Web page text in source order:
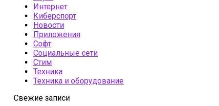
Интернет
Киберспорт
Новости
Приложения
Софт
Социальные сети
Стим
Техника
Техника и оборудование
Свежие записи